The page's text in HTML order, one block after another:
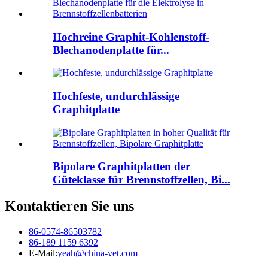
Hochreine Graphit-Kohlenstoff-
Blechanodenplatte für...
Hochfeste, undurchlässige
Graphitplatte
Bipolare Graphitplatten der
Güteklasse für Brennstoffzellen, Bi...
Kontaktieren Sie uns
86-0574-86503782
86-189 1159 6392
E-Mail:yeah@china-vet.com